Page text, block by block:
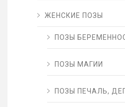
ЖЕНСКИЕ ПОЗЫ
ПОЗЫ
ПОЗЫ МАГИИ
ПОЗЫ ПЕЧАЛЬ,